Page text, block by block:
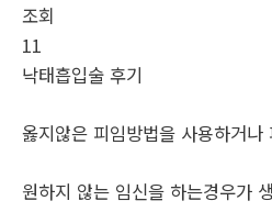
조회
11
낙­태흡입술 후기
옳지않은 피임방법을 사용하거나
원하지 않는 임신을 하는경우가